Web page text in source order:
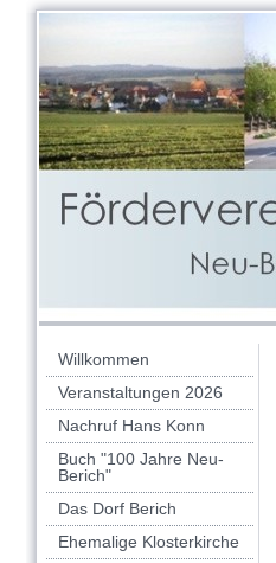
Willkommen
Veranstaltungen 2026
Nachruf Hans Konn
Buch "100 Jahre Neu-
Berich"
Das Dorf Berich
Ehemalige Klosterkirche